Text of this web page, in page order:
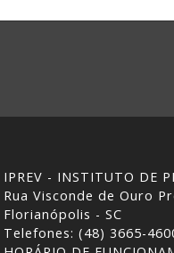
IPREV - INSTITUTO DE
Rua Visconde de Ouro
Florianópolis - SC
Telefones: (48) 3665-